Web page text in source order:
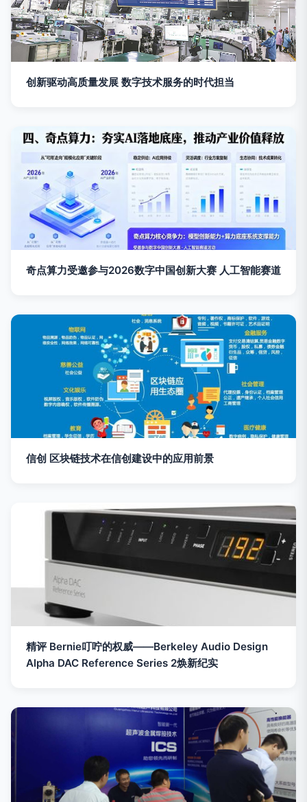
创新驱动高质量发展 数字技术服务的时代担当
奇点算力受邀参与2026数字中国创新大赛 人工智能赛道
信创 区块链技术在信创建设中的应用前景
精评 Bernie叮咛的权威——Berkeley Audio Design
Alpha DAC Reference Series 2焕新纪实